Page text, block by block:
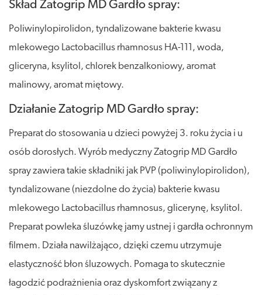
Skład Zatogrip MD Gardło spray:
Poliwinylopirolidon, tyndalizowane bakterie kwasu
mlekowego Lactobacillus rhamnosus HA-111, woda,
gliceryna, ksylitol, chlorek benzalkoniowy, aromat
malinowy, aromat miętowy.
Działanie Zatogrip MD Gardło spray:
Preparat do stosowania u dzieci powyżej 3. roku życia i u
osób dorosłych. Wyrób medyczny Zatogrip MD Gardło
spray zawiera takie składniki jak PVP (poliwinylopirolidon),
tyndalizowane (niezdolne do życia) bakterie kwasu
mlekowego Lactobacillus rhamnosus, glicerynę, ksylitol.
Preparat powleka śluzówkę jamy ustnej i gardła ochronnym
filmem. Działa nawilżająco, dzięki czemu utrzymuje
elastyczność błon śluzowych. Pomaga to skutecznie
łagodzić podrażnienia oraz dyskomfort związany z